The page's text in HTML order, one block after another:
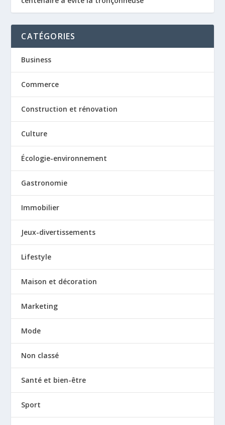
CATÉGORIES
Business
Commerce
Construction et rénovation
Culture
Écologie-environnement
Gastronomie
Immobilier
Jeux-divertissements
Lifestyle
Maison et décoration
Marketing
Mode
Non classé
Santé et bien-être
Sport